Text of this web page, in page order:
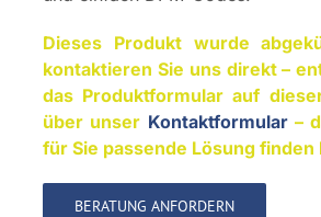
Dieses Produkt wurde
kontaktieren Sie uns direkt –
das Produktformular auf
über unser Kontaktformular–
für Sie passende Lösung finden
BERATUNG ANFORDERN